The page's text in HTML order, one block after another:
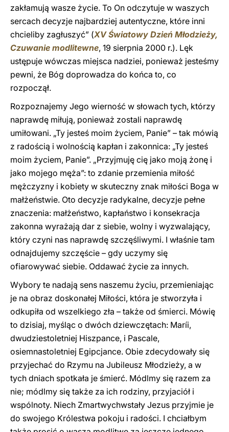
zakłamują wasze życie. To On odczytuje w waszych
sercach decyzje najbardziej autentyczne, które inni
chcieliby zagłuszyć” (XV Światowy Dzień Młodzieży,
Czuwanie modlitewne, 19 sierpnia 2000 r.). Lęk
ustępuje wówczas miejsca nadziei, ponieważ jesteśmy
pewni, że Bóg doprowadza do końca to, co
rozpoczął.
Rozpoznajemy Jego wierność w słowach tych, którzy
naprawdę miłują, ponieważ zostali naprawdę
umiłowani. „Ty jesteś moim życiem, Panie” – tak mówią
z radością i wolnością kapłan i zakonnica: „Ty jesteś
moim życiem, Panie”. „Przyjmuję cię jako moją żonę i
jako mojego męża”: to zdanie przemienia miłość
mężczyzny i kobiety w skuteczny znak miłości Boga w
małżeństwie. Oto decyzje radykalne, decyzje pełne
znaczenia: małżeństwo, kapłaństwo i konsekracja
zakonna wyrażają dar z siebie, wolny i wyzwalający,
który czyni nas naprawdę szczęśliwymi. I właśnie tam
odnajdujemy szczęście – gdy uczymy się
ofiarowywać siebie. Oddawać życie za innych.
Wybory te nadają sens naszemu życiu, przemieniając
je na obraz doskonałej Miłości, która je stworzyła i
odkupiła od wszelkiego zła – także od śmierci. Mówię
to dzisiaj, myśląc o dwóch dziewczętach: Maríi,
dwudziestoletniej Hiszpance, i Pascale,
osiemnastoletniej Egipcjance. Obie zdecydowały się
przyjechać do Rzymu na Jubileusz Młodzieży, a w
tych dniach spotkała je śmierć. Módlmy się razem za
nie; módlmy się także za ich rodziny, przyjaciół i
wspólnoty. Niech Zmartwychwstały Jezus przyjmie je
do swojego Królestwa pokoju i radości. I chciałbym